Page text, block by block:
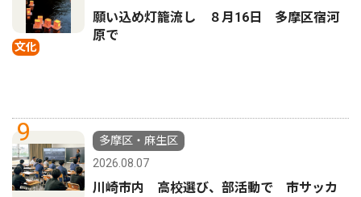
文化
願い込め灯籠流し ８月16日 多摩区宿河
原で
9
多摩区・麻生区
2026.08.07
川崎市内 高校選び、部活動で 市サッカ